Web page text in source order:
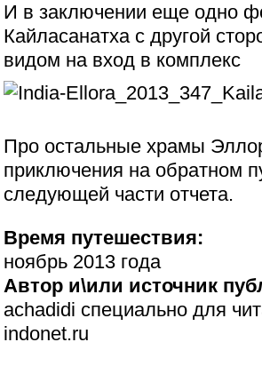
И в заключении еще одно
Кайласанатха с другой
видом на вход в комплекс
Про остальные храмы
приключения на обратном
следующей части отчета.
Время путешествия:
ноябрь 2013 года
Автор и\или источник
achadidi специально для
indonet.ru